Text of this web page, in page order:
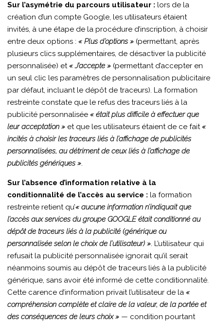
Sur l’asymétrie du parcours utilisateur : lors de la
création d’un compte Google, les utilisateurs étaient
invités, à une étape de la procédure d’inscription, à choisir
entre deux options : « Plus d’options » (permettant, après
plusieurs clics supplémentaires, de désactiver la publicité
personnalisée) et« J’accepte » (permettant d’accepter en
un seul clic les paramètres de personnalisation publicitaire
par défaut, incluant le dépôt de traceurs). La formation
restreinte constate que le refus des traceurs liés à la
publicité personnalisée « était plus difficile à effectuer que
leur acceptation » et que les utilisateurs étaient de ce fait«
incités à choisir les traceurs liés à l’affichage de publicités
personnalisées, au détriment de ceux liés à l’affichage de
publicités génériques ».
Sur l’absence d’information relative à la
conditionnalité de l’accès au service : la formation
restreinte retient qu’« aucune information n’indiquait que
l’accès aux services du groupe GOOGLE était conditionné au
dépôt de traceurs liés à la publicité (générique ou
personnalisée selon le choix de l’utilisateur) ». L’utilisateur qui
refusait la publicité personnalisée ignorait qu’il serait
néanmoins soumis au dépôt de traceurs liés à la publicité
générique, sans avoir été informé de cette conditionnalité.
Cette carence d’information privait l’utilisateur de la «
compréhension complète et claire de la valeur, de la portée et
des conséquences de leurs choix » — condition pourtant